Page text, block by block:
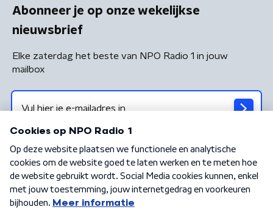
Abonneer je op onze wekelijkse
nieuwsbrief
Elke zaterdag het beste van NPO Radio 1 in jouw
mailbox
Algemene voorwaarden